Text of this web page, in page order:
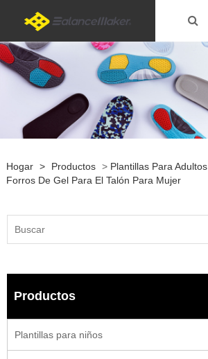
Hogar > Productos > Plantillas Para Adultos
Forros De Gel Para El Talón Para Mujer
Productos
Plantillas para niños